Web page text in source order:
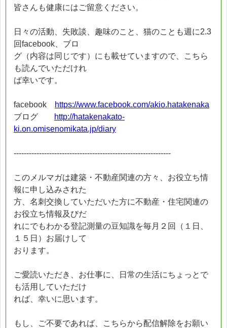
皆さんも健康にはご留意ください。
日々の活動、失敗談、趣味のこと、猫のことも週に2.3
回facebook、ブロ
グ（内容は同じです）にも載せていますので、こちら
も読んでいただけれ
ば幸いです。
facebook
https://www.facebook.com/akio.hatakenaka
ブログ
http://hatakenakato-
ki.on.omisenomikata.jp/diary
--------------------------------------------------------------
このメルマガは建築・不動産関連の方々、お役立ち情
報に申し込みされた
方、名刺交換していただいた方に不動産・住宅関連の
お役立ち情報及びだ
れにでもわかる登記測量の豆知識を毎月２回（１日、
１５日）お届けして
おります。
ご愛読いただき、お仕事に、日常の生活にちょっとで
も活用していただけ
れば、幸いに思います。
もし、ご不要であれば、こちらから配信解除をお願い